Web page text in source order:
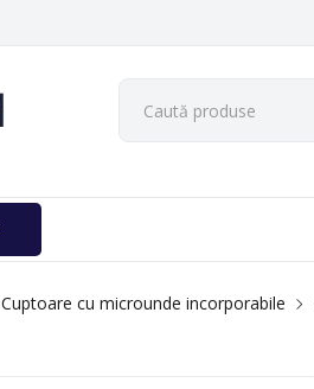
Cuptoare cu microunde incorporabile